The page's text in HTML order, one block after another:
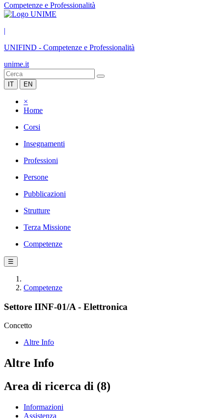
Competenze e Professionalità
|
UNIFIND - Competenze e Professionalità
unime.it
IT EN
×
Home
Corsi
Insegnamenti
Professioni
Persone
Pubblicazioni
Strutture
Terza Missione
Competenze
☰
Competenze
Settore IINF-01/A - Elettronica
Concetto
Altre Info
Altre Info
Area di ricerca di (8)
Informazioni
Assistenza